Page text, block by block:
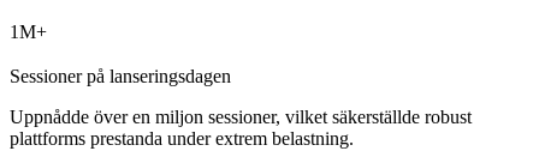
M+
Sessioner på lanseringsdagen
Uppnådde över en miljon sessioner, vilket säkerställde robust
plattforms prestanda under extrem belastning.